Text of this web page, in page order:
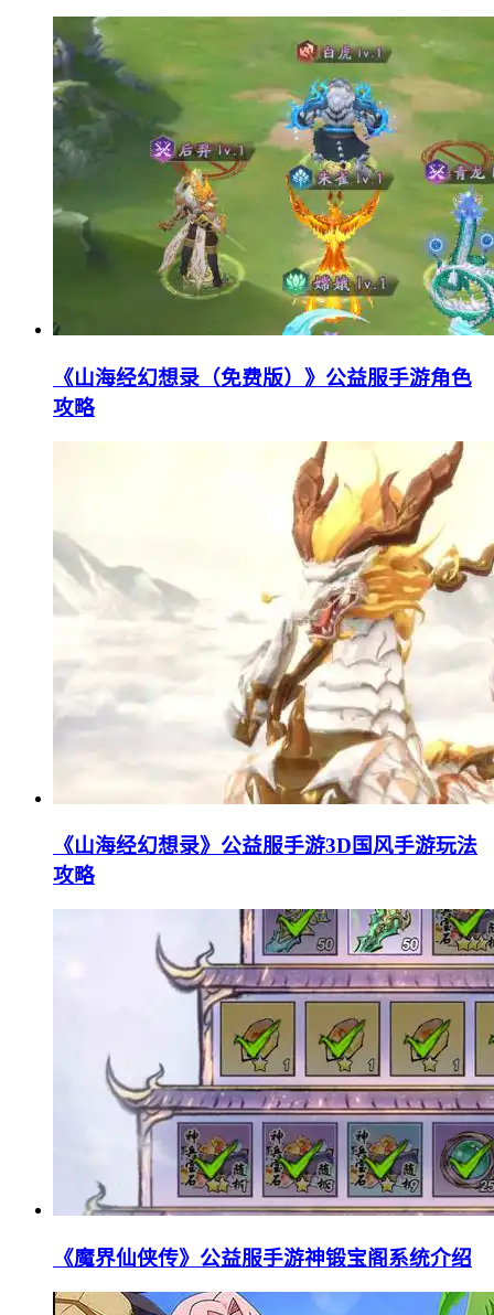
《山海经幻想录（免费版）》公益服手游角色
攻略
《山海经幻想录》公益服手游3D国风手游玩法
攻略
《魔界仙侠传》公益服手游神锻宝阁系统介绍